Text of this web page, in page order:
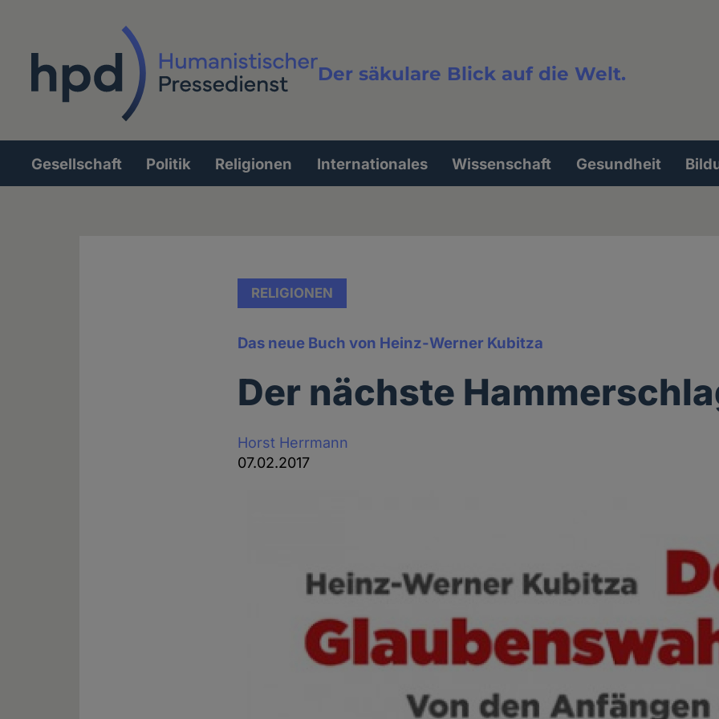
Der säkulare Blick auf die Welt.
Volltextsuche
Hauptnavigation
Gesellschaft Politik Religionen Internationales Wissenschaft Gesundheit
RELIGIONEN
Das neue Buch von Heinz-Werner Kubitza
Der nächste
Horst Herrmann
07.02.2017